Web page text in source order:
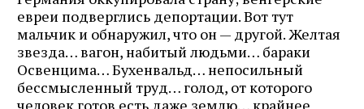
евреи подверглись депортации. Вот тут
мальчик и обнаружил, что он — другой. Желтая
звезда… вагон, набитый людьми… бараки
Освенцима… Бухенвальд… непосильный
бессмысленный труд… голод, от которого
человек готов есть даже землю… крайнее